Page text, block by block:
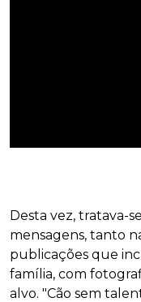
Desta vez, tratava-
mensagens, tanto
publicações que
família, com
alvo. "Cão sem